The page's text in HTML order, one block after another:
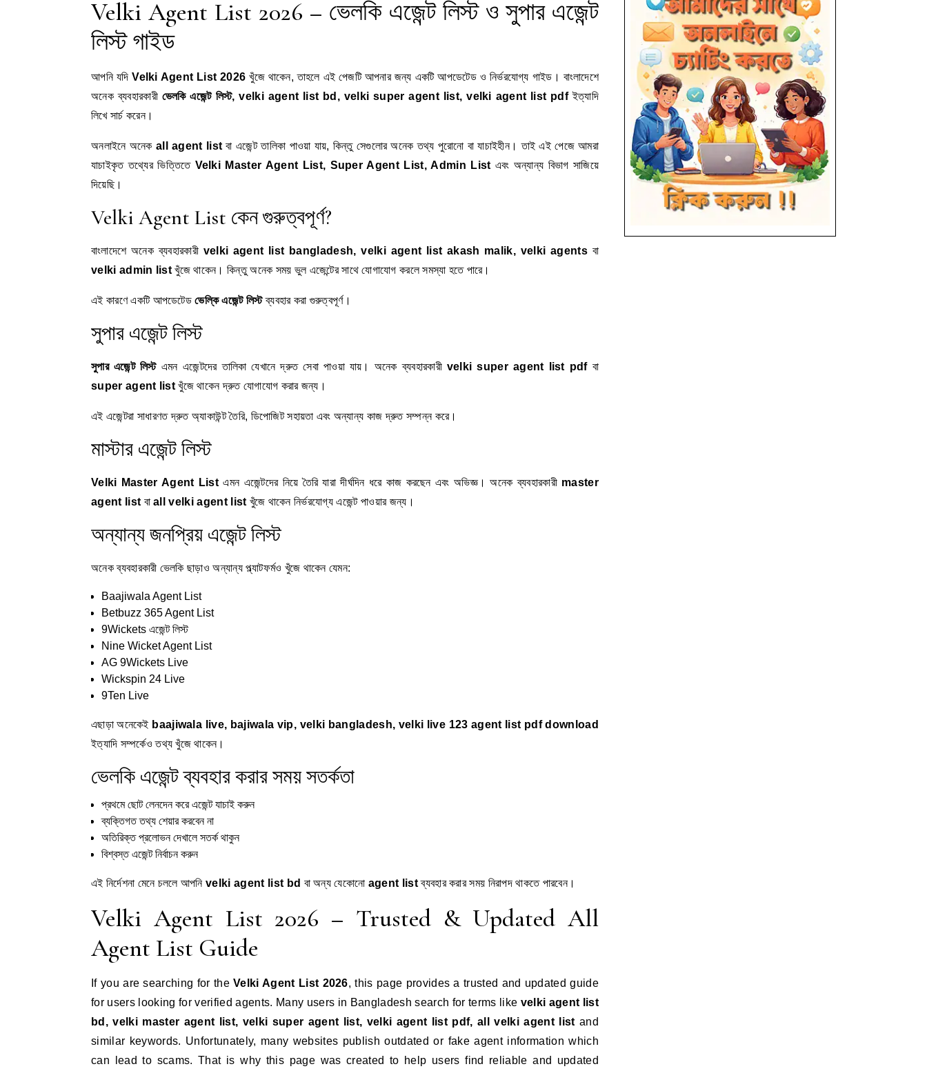
Velki Agent List 2026 – ভেলকি এজেন্ট লিস্ট ও সুপার এজেন্ট
লিস্ট গাইড
আপনি যদিVelki Agent List 2026 খুঁজে থাকেন, তাহলে এই পেজটি আপনার জন্য একটি আপডেটেড ও নির্ভরযোগ্য গাইড। বাংলাদেশে
অনেক ব্যবহারকারী ভেলকি এজেন্ট লিস্ট, velki agent list bd, velki super agent list, velki agent list pdfইত্যাদি
লিখে সার্চ করেন।
অনলাইনে অনেক all agent list বা এজেন্ট তালিকা পাওয়া যায়, কিন্তু সেগুলোর অনেক তথ্য পুরোনো বা যাচাইহীন। তাই এই পেজে আমরা
যাচাইকৃত তথ্যের ভিত্তিতে Velki Master Agent List, Super Agent List, Admin List এবং অন্যান্য বিভাগ সাজিয়ে
দিয়েছি।
Velki Agent List কেন গুরুত্বপূর্ণ?
বাংলাদেশে অনেক ব্যবহারকারী velki agent list bangladesh, velki agent list akash malik, velki agentsবা
velki admin list খুঁজে থাকেন। কিন্তু অনেক সময় ভুল এজেন্টের সাথে যোগাযোগ করলে সমস্যা হতে পারে।
এই কারণে একটি আপডেটেডভেল্কি এজেন্ট লিস্টব্যবহার করা গুরুত্বপূর্ণ।
সুপার এজেন্ট লিস্ট
সুপার এজেন্ট লিস্টএমন এজেন্টদের তালিকা যেখানে দ্রুত সেবা পাওয়া যায়। অনেক ব্যবহারকারী velki super agent list pdfবা
super agent list খুঁজে থাকেন দ্রুত যোগাযোগ করার জন্য।
এই এজেন্টরা সাধারণত দ্রুত অ্যাকাউন্ট তৈরি, ডিপোজিট সহায়তা এবং অন্যান্য কাজ দ্রুত সম্পন্ন করে।
মাস্টার এজেন্ট লিস্ট
Velki Master Agent List এমন এজেন্টদের নিয়ে তৈরি যারা দীর্ঘদিন ধরে কাজ করছেন এবং অভিজ্ঞ। অনেক ব্যবহারকারী master
agent list বাall velki agent list খুঁজে থাকেন নির্ভরযোগ্য এজেন্ট পাওয়ার জন্য।
অন্যান্য জনপ্রিয় এজেন্ট লিস্ট
অনেক ব্যবহারকারী ভেলকি ছাড়াও অন্যান্য প্ল্যাটফর্মও খুঁজে থাকেন যেমন:
Baajiwala Agent List
Betbuzz 365 Agent List
9Wickets এজেন্ট লিস্ট
Nine Wicket Agent List
AG 9Wickets Live
Wickspin 24 Live
9Ten Live
এছাড়া অনেকেই baajiwala live, bajiwala vip, velki bangladesh, velki live 123 agent list pdf download
ইত্যাদি সম্পর্কেও তথ্য খুঁজে থাকেন।
ভেলকি এজেন্ট ব্যবহার করার সময় সতর্কতা
প্রথমে ছোট লেনদেন করে এজেন্ট যাচাই করুন
ব্যক্তিগত তথ্য শেয়ার করবেন না
অতিরিক্ত প্রলোভন দেখালে সতর্ক থাকুন
বিশ্বস্ত এজেন্ট নির্বাচন করুন
এই নির্দেশনা মেনে চললে আপনিvelki agent list bd বা অন্য যেকোনো agent listব্যবহার করার সময় নিরাপদ থাকতে পারবেন।
Velki Agent List 2026 – Trusted & Updated All
Agent List Guide
If you are searching for theVelki Agent List 2026, this page provides a trusted and updated guide
for users looking for verified agents. Many users in Bangladesh search for terms like velki agent list
bd, velki master agent list, velki super agent list, velki agent list pdf, all velki agent list and
similar keywords. Unfortunately, many websites publish outdated or fake agent information which
can lead to scams. That is why this page was created to help users find reliable and updated